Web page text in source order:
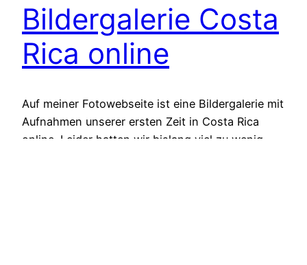
Bildergalerie Costa
Rica online
Auf meiner Fotowebseite ist eine Bildergalerie mit
Aufnahmen unserer ersten Zeit in Costa Rica
online. Leider hatten wir bislang viel zu wenig